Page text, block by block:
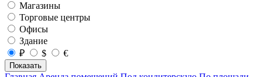
Магазины
Торговые центры
Офисы
Здание
₽
$ €
Показать